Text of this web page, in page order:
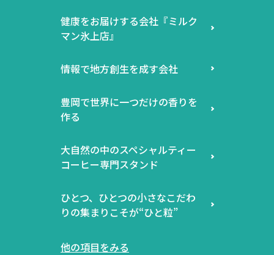
健康をお届けする会社『ミルク
マン氷上店』
情報で地方創生を成す会社
豊岡で世界に一つだけの香りを
作る
大自然の中のスペシャルティー
コーヒー専門スタンド
ひとつ、ひとつの小さなこだわ
りの集まりこそが“ひと粒”
他の項目をみる